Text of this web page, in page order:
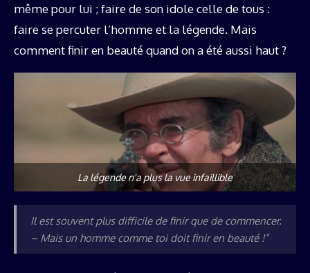
même pour lui ; faire de son idole celle de tous :
faire se percuter l’homme et la légende. Mais
comment finir en beauté quand on a été aussi haut ?
La légende n'a plus la vue infaillible
Il est souvent plus difficile de finir que de commencer.
– Mais un homme comme toi doit finir en beauté !”